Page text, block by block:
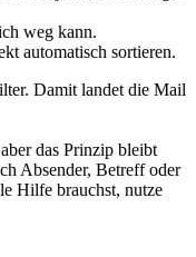
weg kann.
automatisch sortieren.
Damit landet die Mail
das Prinzip bleibt
Absender, Betreff oder
Hilfe brauchst, nutze